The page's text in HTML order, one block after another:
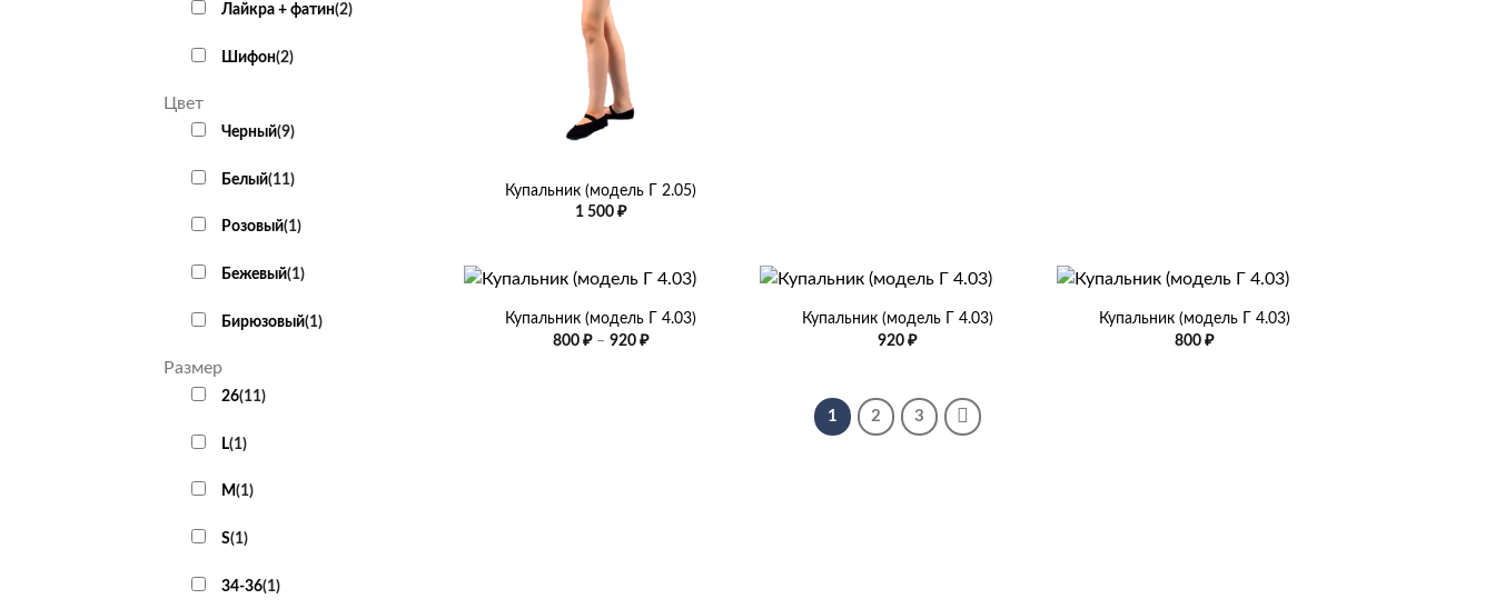
Лайкра + фатин(2)
Шифон(2)
Цвет
Черный(9)
Белый(11)
Розовый(1)
Бежевый(1)
Бирюзовый(1)
Размер
26(11)
L(1)
M(1)
S(1)
34-36(1)
Купальник (модель Г 2.05)
1 500₽
+
Купальник (модель Г 4.03)
800₽ – 920₽Диапазон
+
Купальник (модель Г 4.03)
920₽
+
Купальник (модель Г 4.03)
800₽
1 2 3